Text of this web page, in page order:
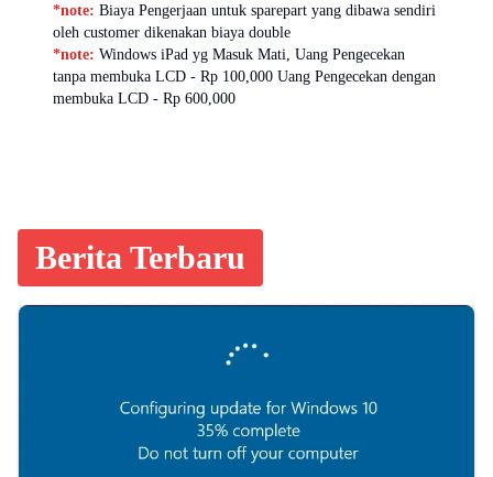
*note: Biaya Pengerjaan untuk sparepart yang dibawa sendiri
oleh customer dikenakan biaya double
*note: Windows iPad yg Masuk Mati, Uang Pengecekan
tanpa membuka LCD - Rp 100,000 Uang Pengecekan dengan
membuka LCD - Rp 600,000
Berita Terbaru